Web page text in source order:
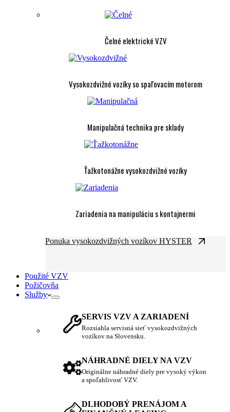
Čelné elektrické VZV
Vysokozdvižné vozíky so spaľovacím motorom
Manipulačná technika pre sklady
Ťažkotonážne vysokozdvižné vozíky
Zariadenia na manipuláciu s kontajnermi
Ponuka vysokozdvižných vozíkov HYSTER
Použité VZV
Požičovňa
Služby
SERVIS VZV A ZARIADENÍ
Rozsiahla servisná sieť vysokozdvižných
vozíkov na Slovensku.
NÁHRADNÉ DIELY NA VZV
Originálne náhradné diely pre vysoký výkon
a spoľahlivosť VZV.
DLHODOBÝ PRENÁJOM A